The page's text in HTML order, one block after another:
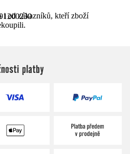
i od zákazníků, kteří zboží
platby